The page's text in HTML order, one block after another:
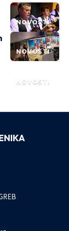
NOVOSTI
NOVOSTI
NOVOSTI